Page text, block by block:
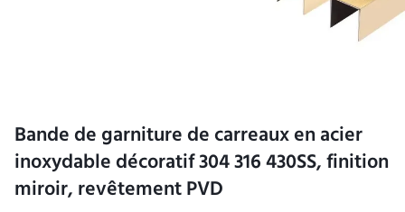
Bande de garniture de carreaux en acier
inoxydable décoratif 304 316 430SS, finition
miroir, revêtement PVD